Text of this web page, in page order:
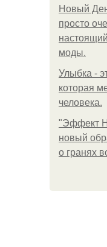
Новый
просто
моды.
Улыбка -
которая
человека.
"Эффект
новый
о гранях